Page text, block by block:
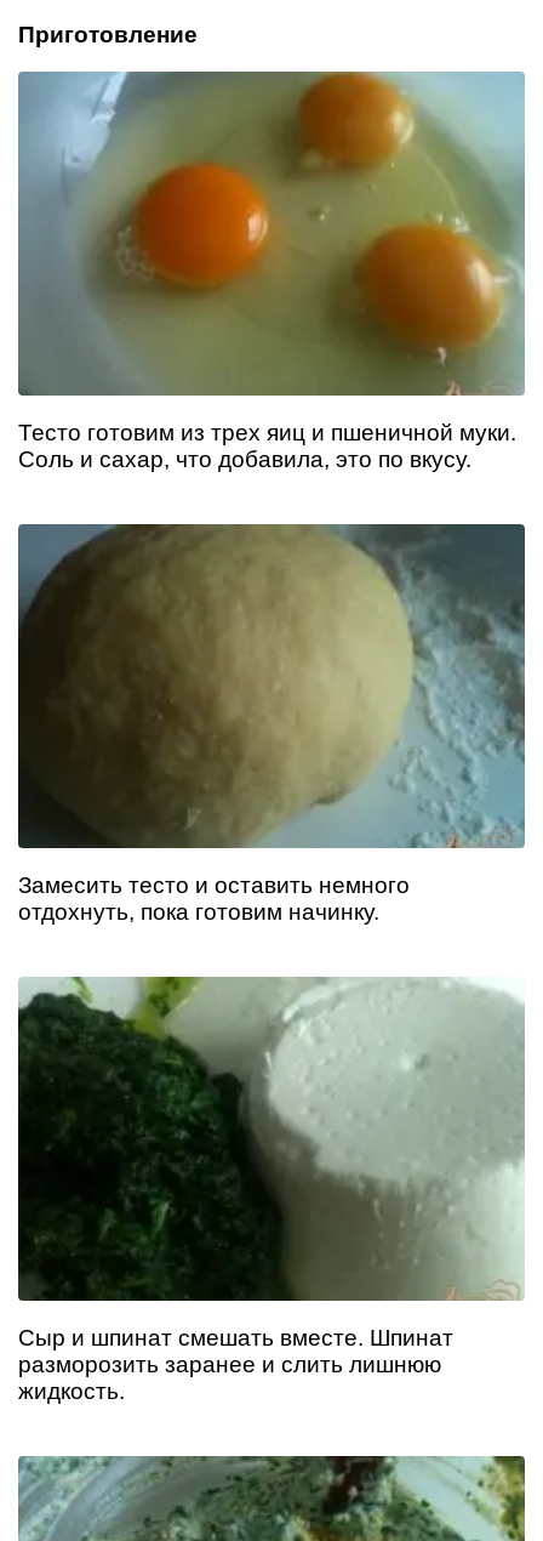
Приготовление
Тесто готовим из трех яиц и пшеничной муки.
Соль и сахар, что добавила, это по вкусу.
Замесить тесто и оставить немного
отдохнуть, пока готовим начинку.
Сыр и шпинат смешать вместе. Шпинат
разморозить заранее и слить лишнюю
жидкость.